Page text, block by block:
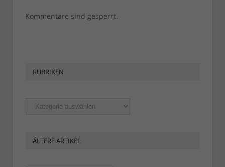
Kommentare sind gesperrt.
RUBRIKEN
Rubriken
ÄLTERE ARTIKEL